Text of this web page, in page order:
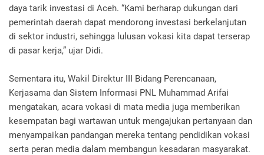
daya tarik investasi di Aceh. “Kami berharap dukungan dari
pemerintah daerah dapat mendorong investasi berkelanjutan
di sektor industri, sehingga lulusan vokasi kita dapat terserap
di pasar kerja,” ujar Didi.
Sementara itu, Wakil Direktur III Bidang Perencanaan,
Kerjasama dan Sistem Informasi PNL Muhammad Arifai
mengatakan, acara vokasi di mata media juga memberikan
kesempatan bagi wartawan untuk mengajukan pertanyaan dan
menyampaikan pandangan mereka tentang pendidikan vokasi
serta peran media dalam membangun kesadaran masyarakat.